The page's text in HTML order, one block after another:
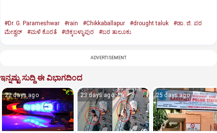
#Dr. G. Parameshwar #rain #Chikkaballapur #drought taluk
#ಡಾ. ಜಿ. ಪರ
ಮೇಶ್ವರ್
#ಮಳೆ ಕೊರತೆ #ಚಿಕ್ಕಬಳ್ಳಾಪುರ #ಬರ ತಾಲೂಕು
ADVERTISEMENT
ಇನ್ನಷ್ಟು ಸುದ್ದಿ ಈ ವಿಭಾಗದಿಂದ
22 days ago 23 days ago 25 days ago